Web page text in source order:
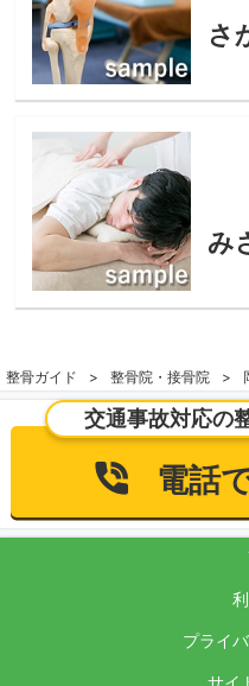
さ
み
整骨ガイド 整骨院・接骨院
交通事故対応の
電話
プライ
サイ